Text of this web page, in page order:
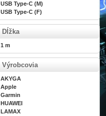
USB Type-C (M)
USB Type-C (F)
Dĺžka
1 m
Výrobcovia
AKYGA
Apple
Garmin
HUAWEI
LAMAX